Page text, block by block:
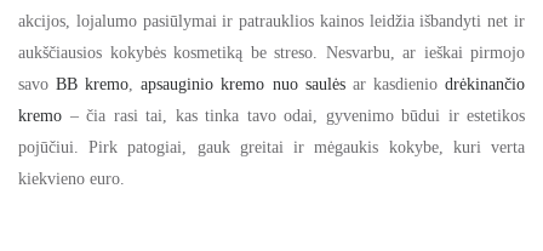
akcijos, lojalumo pasiūlymai ir patrauklios kainos leidžia išbandyti net ir
aukščiausios kokybės kosmetiką be streso. Nesvarbu, ar ieškai pirmojo
savoBB kremo ,apsauginio kremo nuo saulėsar kasdieniodrėkinančio
kremo – čia rasi tai, kas tinka tavo odai, gyvenimo būdui ir estetikos
pojūčiui. Pirk patogiai, gauk greitai ir mėgaukis kokybe, kuri verta
kiekvieno euro.